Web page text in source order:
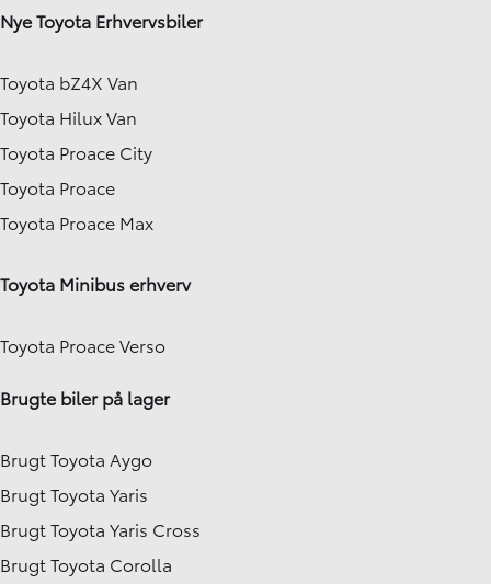
Nye Toyota Erhvervsbiler
Toyota bZ4X Van
Toyota Hilux Van
Toyota Proace City
Toyota Proace
Toyota Proace Max
Toyota Minibus erhverv
Toyota Proace Verso
Brugte biler på lager
Brugt Toyota Aygo
Brugt Toyota Yaris
Brugt Toyota Yaris Cross
Brugt Toyota Corolla